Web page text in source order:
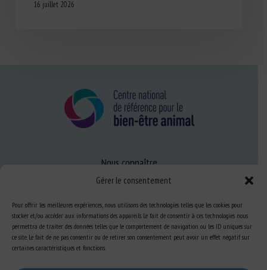
Gérer le consentement
Pour offrir les meilleures expériences, nous utilisons des technologies telles que les cookies pour
stocker et/ou accéder aux informations des appareils. Le fait de consentir à ces technologies nous
permettra de traiter des données telles que le comportement de navigation ou les ID uniques sur
ce site. Le fait de ne pas consentir ou de retirer son consentement peut avoir un effet négatif sur
certaines caractéristiques et fonctions.
16 juillet 2026
Nous connaître
FAQ
Expertise
S’informer sur le BEA